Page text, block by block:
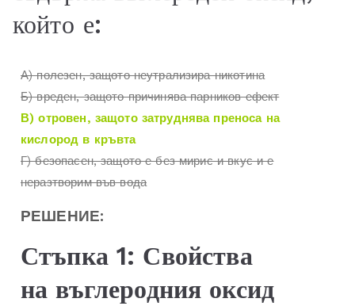
който е:
А) полезен, защото неутрализира никотина
Б) вреден, защото причинява парников ефект
В) отровен, защото затруднява преноса на
кислород в кръвта
Г) безопасен, защото е без мирис и вкус и е
неразтворим във вода
РЕШЕНИЕ:
Стъпка 1: Свойства
на въглеродния оксид